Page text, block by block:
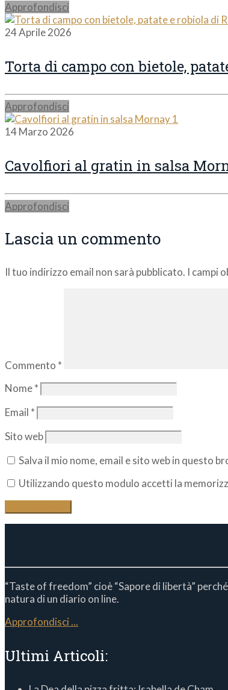
Approfondisci
24 Aprile 2026
Torta di campo con bietole,
Approfondisci
14 Marzo 2026
Cavolfiori al gratin in salsa
Approfondisci
Lascia un commento
Il tuo indirizzo email non sarà pubblicato. I campi
Commento *
Nome*
Email *
Sito web
Salva il mio nome, email e sito web in questo
Utilizzando questo modulo accetti la
“Taste of freedom” cioè “Sapore di libertà”
natura di un diario on line.
Approfondisci ...
Ultimi Articoli: